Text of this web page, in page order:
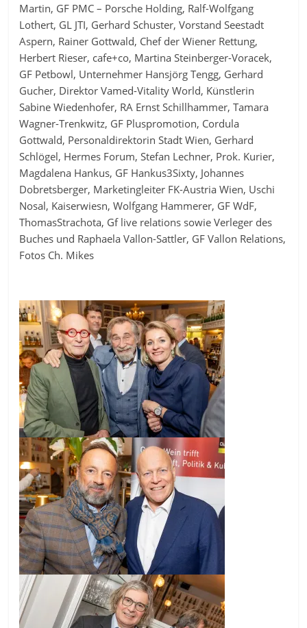
Martin, GF PMC – Porsche Holding, Ralf-Wolfgang
Lothert, GL JTI, Gerhard Schuster, Vorstand Seestadt
Aspern, Rainer Gottwald, Chef der Wiener Rettung,
Herbert Rieser, cafe+co, Martina Steinberger-Voracek,
GF Petbowl, Unternehmer Hansjörg Tengg, Gerhard
Gucher, Direktor Vamed-Vitality World, Künstlerin
Sabine Wiedenhofer, RA Ernst Schillhammer, Tamara
Wagner-Trenkwitz, GF Pluspromotion, Cordula
Gottwald, Personaldirektorin Stadt Wien, Gerhard
Schlögel, Hermes Forum, Stefan Lechner, Prok. Kurier,
Magdalena Hankus, GF Hankus3Sixty, Johannes
Dobretsberger, Marketingleiter FK-Austria Wien, Uschi
Nosal, Kaiserwiesn, Wolfgang Hammerer, GF WdF,
ThomasStrachota, Gf live relations sowie Verleger des
Buches und Raphaela Vallon-Sattler, GF Vallon Relations,
Fotos Ch. Mikes